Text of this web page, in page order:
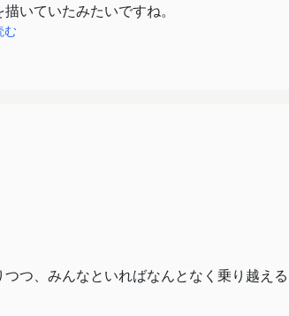
いていたみたいですね。
のかーと納得感。
ることから、ラブコメの定番的などぎまぎ
。
フォーカスされる西さんなわけですね。
らんない！」と思いましたが、その後頑張
む
つ、みんなといればなんとなく乗り越える